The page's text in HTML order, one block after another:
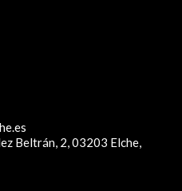
Beltrán, 2, 03203 Elche,